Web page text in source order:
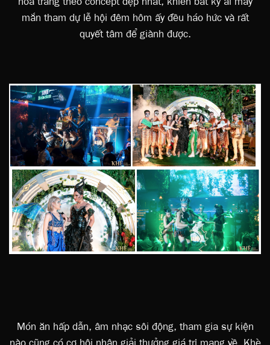
mắn tham dự lễ hội đêm hôm ấy đều háo hức và rất
quyết tâm để giành được.
Món ăn hấp dẫn, âm nhạc sôi động, tham gia sự kiện
nào cũng có cơ hội nhận giải thưởng giá trị mang về, Khè